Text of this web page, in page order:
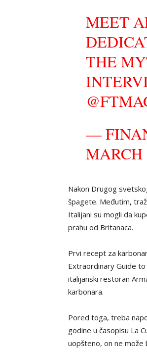
MEET
THE
—
MARCH
Nakon Drugog
špagete. Međutim,
Italijani su mogli da
prahu od Britanaca.
Prvi recept za
Extraordinary Guide to
italijanski restoran
karbonara.
Pored toga, treba
godine u časopisu La
uopšteno, on ne može